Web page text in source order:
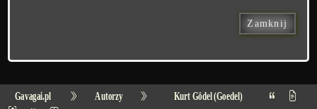
Zamknij
Gavagai.pl Autorzy Kurt Gödel (Goedel)